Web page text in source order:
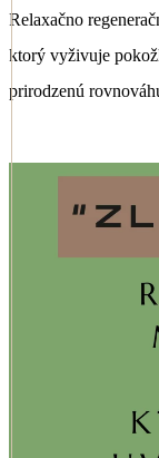
Relaxačno
ktorý vyživuje
prirodzenú